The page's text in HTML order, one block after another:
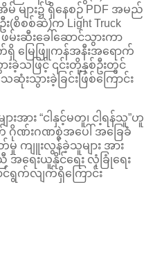
ျား၌ ရှိနေစဉ် PDF အမည်
(စိစစ်ဆဲ)က Light Truck
မ်းဆီးခေါ်ဆောင်သွားကာ
မြေဖြူကန်အနီးအရောက်
သဖြင့် ၎င်းတို့နှစ်ဦးတွင်
းသွားခဲ့ခြင်းဖြစ်ကြောင်း
အား “ငါနှင့်မတူ၊ ငါ့ရန်သူ”ဟူ
ဏ်းဂဏစွဲအပေါ် အခြေခံ
ကျူးလွန်ခဲ့သူများ အား
ရေးယူနိုင်ရေး လုံခြုံရေး
ရွက်လျက်ရှိကြောင်း